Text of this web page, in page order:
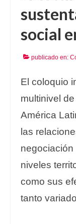
social
publicado en:
El coloquio
multinivel
América
las
niveles
como sus
tanto